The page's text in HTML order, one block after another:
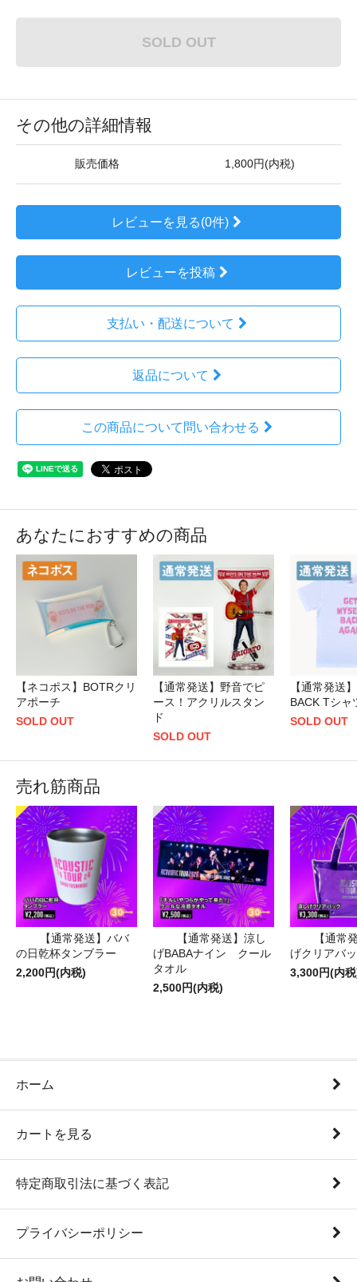
SOLD OUT
その他の詳細情報
販売価格 1,800円(内税)
レビューを見る(0件)
レビューを投稿
支払い・配送について
返品について
この商品について問い合わせる
あなたにおすすめの商品
【ネコポス】BOTRクリ
アポーチ
SOLD OUT
【通常発送】野音でピ
ース！アクリルスタン
ド
SOLD OUT
【通常発送
BACK Tシ
SOLD OUT
売れ筋商品
【通常発送】ババ
の日乾杯タンブラー
2,200円(内税)
【通常発送】涼し
げBABAナイン クール
タオル
2,500円(内税)
【通常
げクリアバ
3,300円(内
ホーム
カートを見る
特定商取引法に基づく表記
プライバシーポリシー